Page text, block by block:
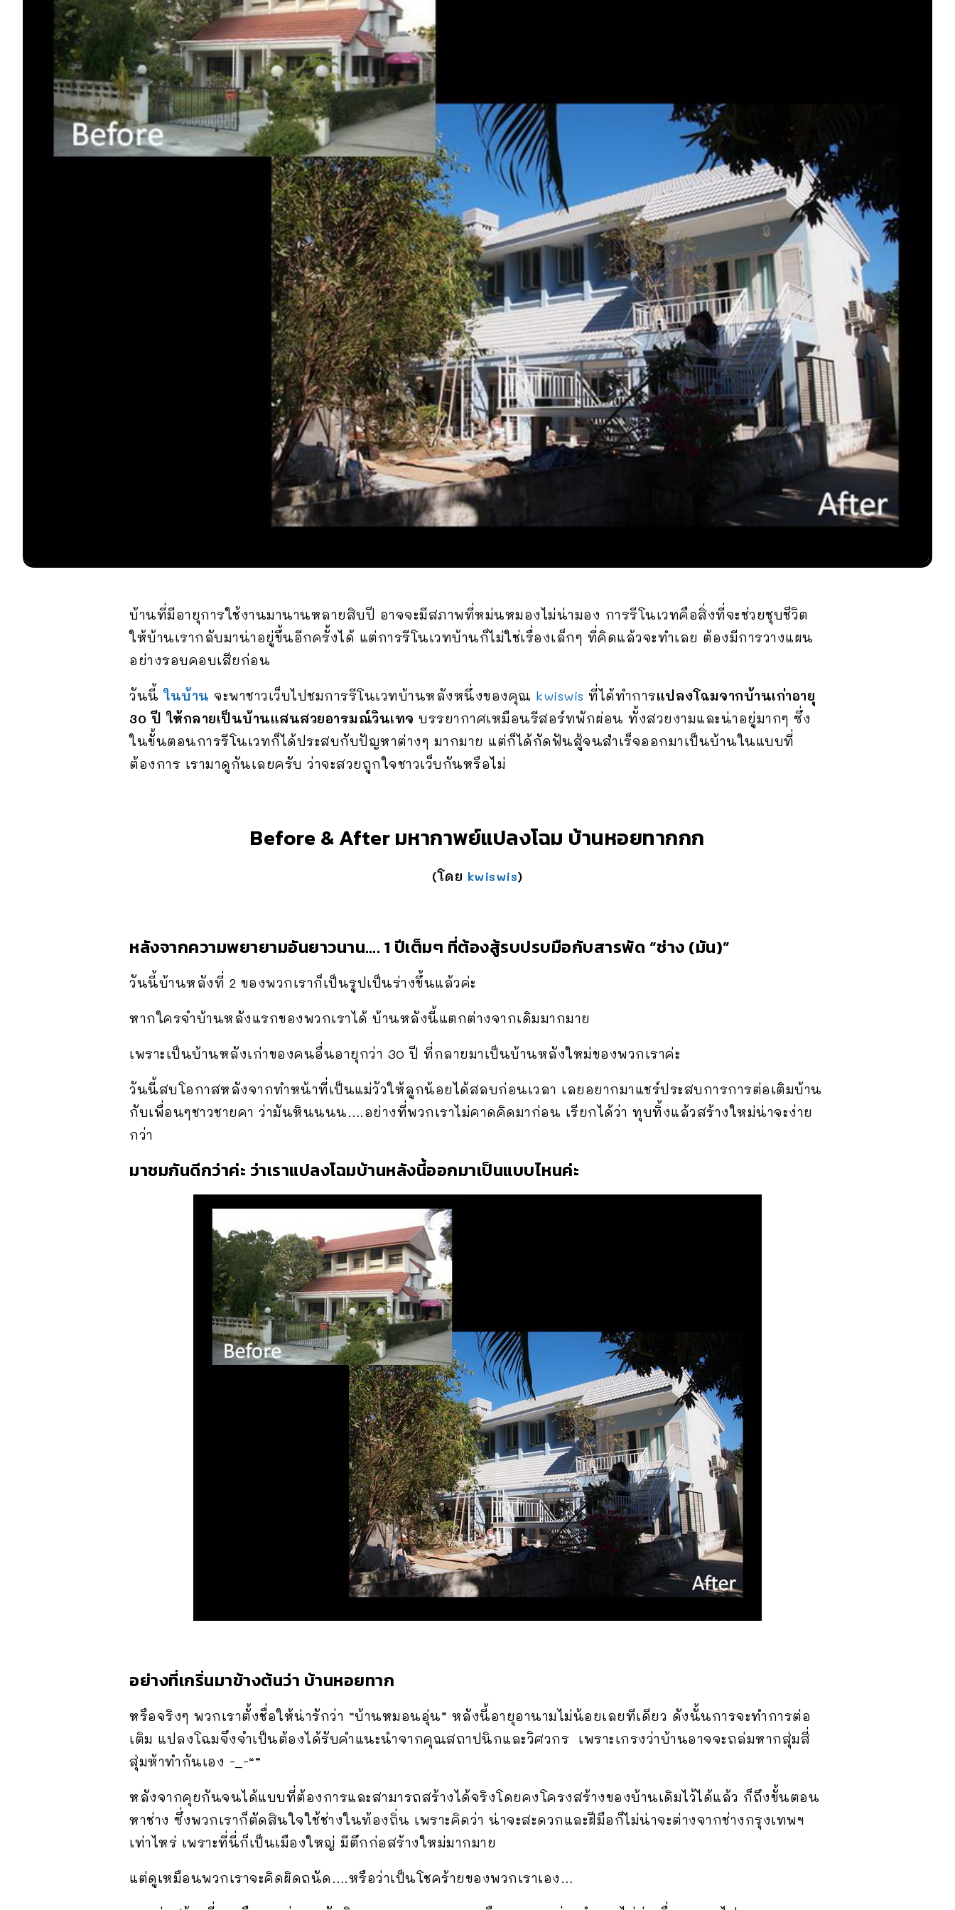
บ้านที่มีอายุการใช้งานมานานหลายสิบปี อาจจะมีสภาพที่หม่นหมองไม่น่ามอง การรีโนเวทคือสิ่งที่จะช่วยชุบชีวิต
ให้บ้านเรากลับมาน่าอยู่ขึ้นอีกครั้งได้ แต่การรีโนเวทบ้านก็ไม่ใช่เรื่องเล็กๆ ที่คิดแล้วจะทำเลย ต้องมีการวางแผน
อย่างรอบคอบเสียก่อน
วันนี้ในบ้าน จะพาชาวเว็บไปชมการรีโนเวทบ้านหลังหนึ่งของคุณ kwiswis ที่ได้ทำการแปลงโฉมจากบ้านเก่าอายุ
30 ปี ให้กลายเป็นบ้านแสนสวยอารมณ์วินเทจ บรรยากาศเหมือนรีสอร์ทพักผ่อน ทั้งสวยงามและน่าอยู่มากๆ ซึ่ง
ในขั้นตอนการรีโนเวทก็ได้ประสบกับปัญหาต่างๆ มากมาย แต่ก็ได้กัดฟันสู้จนสำเร็จออกมาเป็นบ้านในแบบที่
ต้องการ เรามาดูกันเลยครับ ว่าจะสวยถูกใจชาวเว็บกันหรือไม่
Before & After มหากาพย์แปลงโฉม บ้านหอยทากกก
(โดย kwiswis)
หลังจากความพยายามอันยาวนาน…. 1 ปีเต็มๆ ที่ต้องสู้รบปรบมือกับสารพัด “ช่าง (มัน)”
วันนี้บ้านหลังที่ 2 ของพวกเราก็เป็นรูปเป็นร่างขึ้นแล้วค่ะ
หากใครจำบ้านหลังแรกของพวกเราได้ บ้านหลังนี้แตกต่างจากเดิมมากมาย
เพราะเป็นบ้านหลังเก่าของคนอื่นอายุกว่า 30 ปี ที่กลายมาเป็นบ้านหลังใหม่ของพวกเราค่ะ
วันนี้สบโอกาสหลังจากทำหน้าที่เป็นแม่วัวให้ลูกน้อยได้สลบก่อนเวลา เลยอยากมาแชร์ประสบการการต่อเติมบ้าน
กับเพื่อนๆชาวชายคา ว่ามันหินนนน….อย่างที่พวกเราไม่คาดคิดมาก่อน เรียกได้ว่า ทุบทิ้งแล้วสร้างใหม่น่าจะง่าย
กว่า
มาชมกันดีกว่าค่ะ ว่าเราแปลงโฉมบ้านหลังนี้ออกมาเป็นแบบไหนค่ะ
อย่างที่เกริ่นมาข้างต้นว่า บ้านหอยทาก
หรือจริงๆ พวกเราตั้งชื่อให้น่ารักว่า “บ้านหมอนอุ่น” หลังนี้อายุอานามไม่น้อยเลยทีเดียว ดังนั้นการจะทำการต่อ
เติม แปลงโฉมจึงจำเป็นต้องได้รับคำแนะนำจากคุณสถาปนิกและวิศวกร เพราะเกรงว่าบ้านอาจจะถล่มหากสุ่มสี่
สุ่มห้าทำกันเอง -_-“”
หลังจากคุยกันจนได้แบบที่ต้องการและสามารถสร้างได้จริงโดยคงโครงสร้างของบ้านเดิมไว้ได้แล้ว ก็ถึงขั้นตอน
หาช่าง ซึ่งพวกเราก็ตัดสินใจใช้ช่างในท้องถิ่น เพราะคิดว่า น่าจะสะดวกและฝีมือก็ไม่น่าจะต่างจากช่างกรุงเทพฯ
เท่าไหร่ เพราะที่นี่ก็เป็นเมืองใหญ่ มีตึกก่อสร้างใหม่มากมาย
แต่ดูเหมือนพวกเราจะคิดผิดถนัด….หรือว่าเป็นโชคร้ายของพวกเราเอง…